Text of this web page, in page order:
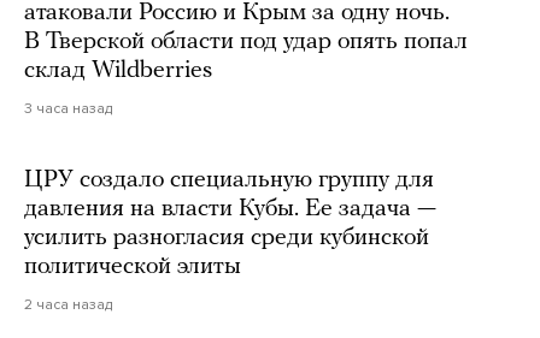
атаковали Россию и Крым за одну ночь.
В Тверской области под удар опять попал
склад Wildberries
3 часа назад
ЦРУ создало специальную группу для
давления на власти Кубы. Ее задача —
усилить разногласия среди кубинской
политической элиты
2 часа назад